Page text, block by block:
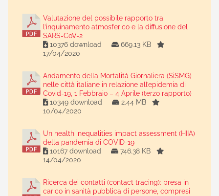
Valutazione del possibile rapporto tra
l’inquinamento atmosferico e la diffusione del
SARS-CoV-2
10376 download
669.13 KB
17/04/2020
Andamento della Mortalità Giornaliera (SiSMG)
nelle città italiane in relazione all’epidemia di
Covid-19, 1 Febbraio – 4 Aprile (terzo rapporto)
10349 download
2.44 MB
10/04/2020
Un health inequalities impact assessment (HIIA)
della pandemia di COVID-19
10167 download
746.38 KB
14/04/2020
Ricerca dei contatti (contact tracing): presa in
carico in sanità pubblica di persone, compresi